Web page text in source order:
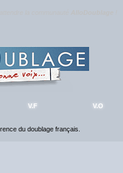
V.F V.O
du doublage français.